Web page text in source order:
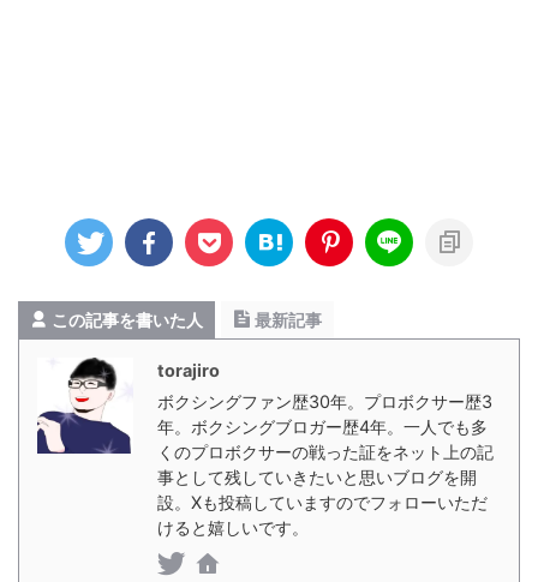
この記事を書いた人 最新記事
torajiro
ボクシングファン歴30年。プロボクサー歴3
年。ボクシングブロガー歴4年。一人でも多
くのプロボクサーの戦った証をネット上の記
事として残していきたいと思いブログを開
設。Xも投稿していますのでフォローいただ
けると嬉しいです。